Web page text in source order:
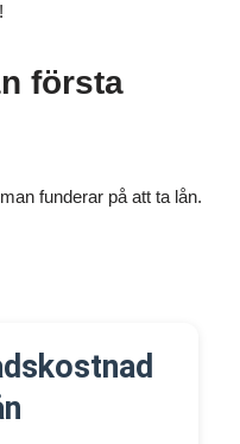
första
funderar på att ta lån.